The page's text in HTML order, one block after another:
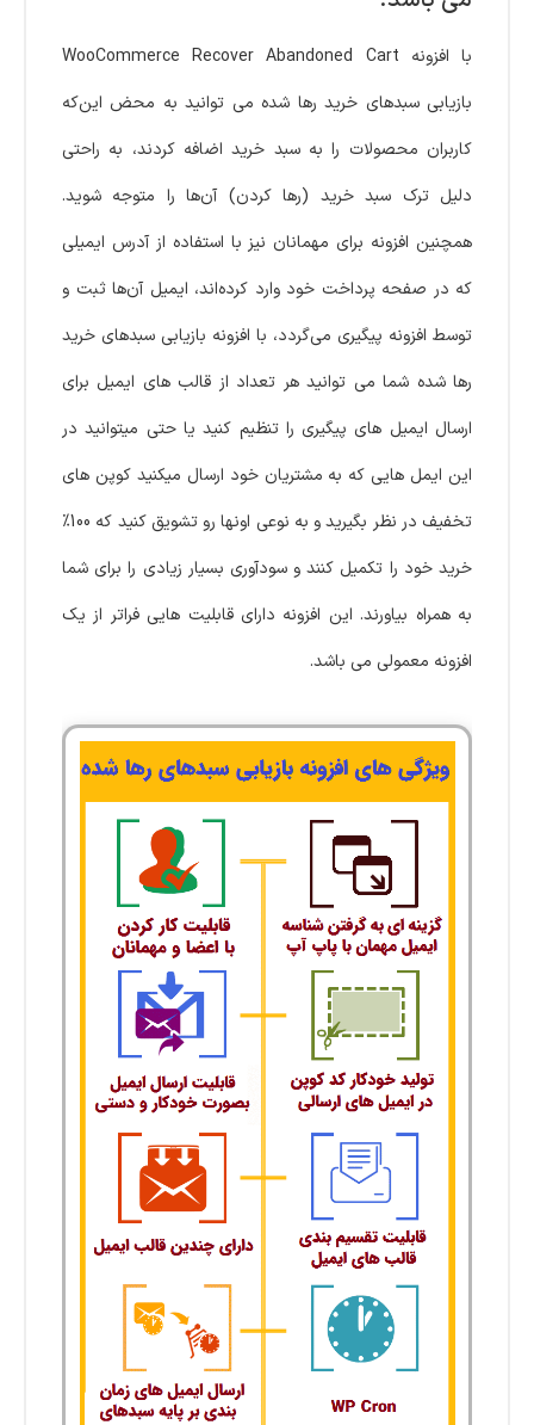
با افزونه WooCommerce Recover Abandoned Cart
بازیابی سبدهای خرید رها شده می توانید به محض این‌که
کاربران محصولات را به سبد خرید اضافه کردند، به راحتی
دلیل ترک سبد خرید (رها کردن) آن‌ها را متوجه شوید.
همچنین افزونه برای مهمانان نیز با استفاده از آدرس ایمیلی
که در صفحه پرداخت خود وارد کرده‌اند، ایمیل‌ آن‌ها ثبت و
توسط افزونه پیگیری می‌گردد، با افزونه بازیابی سبدهای خرید
رها شده شما می توانید هر تعداد از قالب های ایمیل برای
ارسال ایمیل های پیگیری را تنظیم کنید یا حتی میتوانید در
این ایمل هایی که به مشتریان خود ارسال میکنید کوپن های
تخفیف در نظر بگیرید و به نوعی اونها رو تشویق کنید که 100%
خرید خود را تکمیل کنند و سودآوری بسیار زیادی را برای شما
به همراه بیاورند. این افزونه دارای قابلیت هایی فراتر از یک
افزونه معمولی می باشد.